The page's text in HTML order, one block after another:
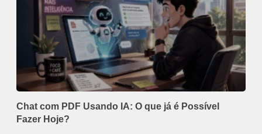
Chat com PDF Usando IA: O que já é Possível
Fazer Hoje?